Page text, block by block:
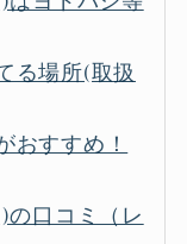
る場所(取扱
おすすめ！
の口コミ（レ